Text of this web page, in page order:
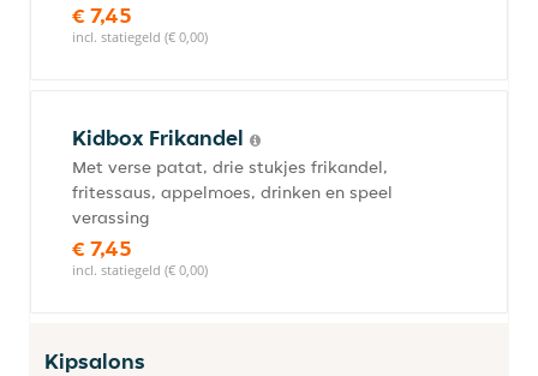
€ 7,45
incl. statiegeld (€ 0,00)
Kidbox Frikandel
Met verse patat, drie stukjes frikandel,
fritessaus, appelmoes, drinken en speel
verassing
€ 7,45
incl. statiegeld (€ 0,00)
Kipsalons